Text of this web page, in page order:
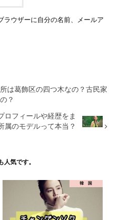
ラウザーに自分の名前、メールア
は葛飾区の四つ木なの？古民家
？
ロフィールや経歴をま
属のモデルって本当？
人気です。
韓 国